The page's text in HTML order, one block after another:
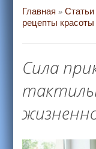
Главная »Статьи
рецепты красоты
Сила